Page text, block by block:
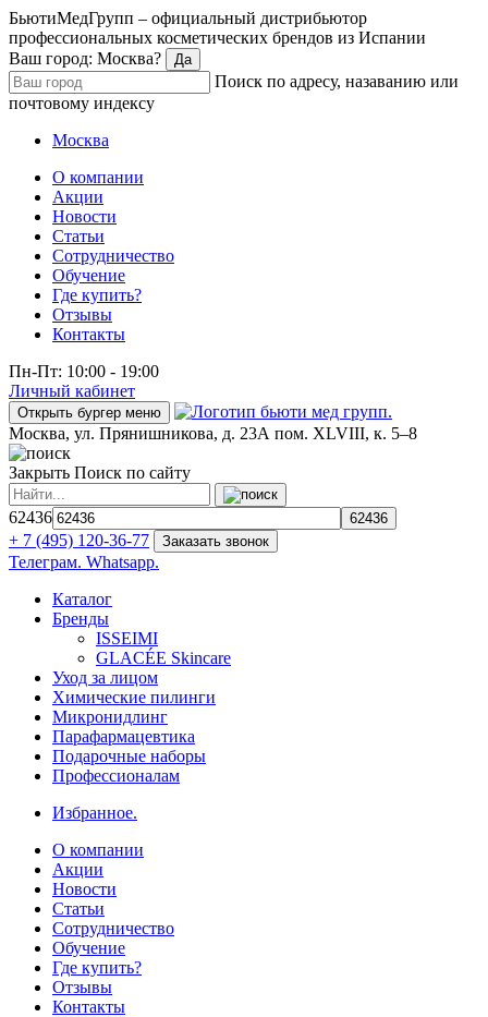
БьютиМедГрупп – официальный дистрибьютор
профессиональных косметических брендов из Испании
Ваш город: Москва?
Да
Поиск по адресу, назаванию или
почтовому индексу
Москва
О компании
Акции
Новости
Статьи
Сотрудничество
Обучение
Где купить?
Отзывы
Контакты
Пн-Пт: 10:00 - 19:00
Личный кабинет
Открыть бургер меню
Москва, ул. Прянишникова, д. 23А пом. XLVIII, к. 5–8
Закрыть Поиск по сайту
62436
+ 7 (495) 120-36-77
Заказать звонок
Телеграм. Whatsapp.
Каталог
Бренды
ISSEIMI
GLACÉE Skincare
Уход за лицом
Химические пилинги
Микронидлинг
Парафармацевтика
Подарочные наборы
Профессионалам
Избранное.
О компании
Акции
Новости
Статьи
Сотрудничество
Обучение
Где купить?
Отзывы
Контакты